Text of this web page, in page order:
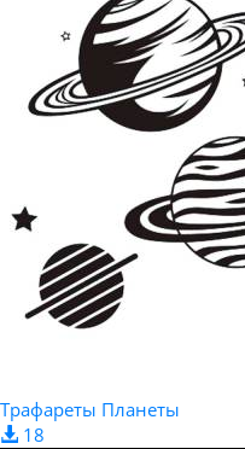
Трафареты Планеты
18